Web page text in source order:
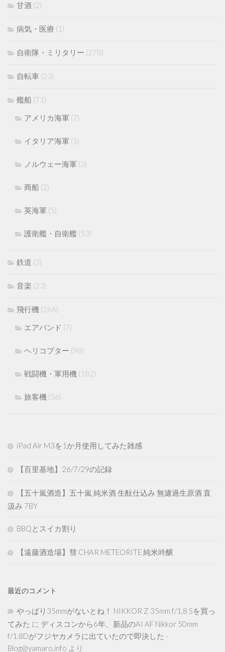
甘酒 (2)
病気・医療 (1)
自衛隊・ミリタリー (278)
自転車 (23)
艦船 (71)
アメリカ海軍 (7)
イタリア海軍 (5)
ノルウェー海軍 (3)
商船 (2)
英海軍 (5)
護衛艦・自衛艦 (53)
鉄道 (3)
音楽 (23)
飛行機 (266)
エアバンド (7)
ヘリコプター (98)
戦闘機・軍用機 (182)
旅客機 (56)
iPad Air M3を1か月使用してみた雑感
【百里基地】26/7/29の記録
【五十嵐酒造】五十嵐 純米酒 生酛仕込み 無濾過生原酒 直
汲み 7BY
BBQとスイカ割り
【遠藤酒造場】彗 CHAR METEORITE 純米吟醸
最近のコメント
やっぱり35mmがないとね！ NIKKOR Z 35mm f/1.8 Sを買っ
てみた に ディスコンから6年、新品のAI AF Nikkor 50mm
f/1.8Dがフジヤカメラに出ていたので即決した -
Blog@yamaro.info より